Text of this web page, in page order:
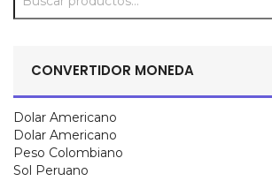
CONVERTIDOR MONEDA
Dolar Americano
Dolar Americano
Peso Colombiano
Sol Peruano